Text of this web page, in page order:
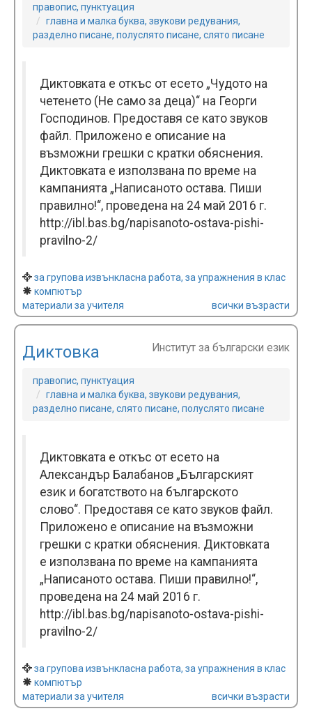
правопис, пунктуация
главна и малка буква, звукови редувания,
разделно писане, полуслято писане, слято писане
Диктовката е откъс от есето „Чудото на
четенето (Не само за деца)“ на Георги
Господинов. Предоставя се като звуков
файл. Прилoжено e описание на
възможни грешки с кратки обяснения.
Диктовката е използвана по време на
кампанията „Написаното остава. Пиши
правилно!“, проведена на 24 май 2016 г.
http://ibl.bas.bg/napisanoto-ostava-pishi-
pravilno-2/
за групова извънкласна работа, за упражнения в клас
компютър
материали за учителя
всички възрасти
Диктовка Институт за български език
правопис, пунктуация
главна и малка буква, звукови редувания,
разделно писане, слято писане, полуслято писане
Диктовката е откъс от есето на
Александър Балабанов „Българският
език и богатството на българското
слово“. Предоставя се като звуков файл.
Прилoжено e описание на възможни
грешки с кратки обяснения. Диктовката
е използвана по време на кампанията
„Написаното остава. Пиши правилно!“,
проведена на 24 май 2016 г.
http://ibl.bas.bg/napisanoto-ostava-pishi-
pravilno-2/
за групова извънкласна работа, за упражнения в клас
компютър
материали за учителя
всички възрасти